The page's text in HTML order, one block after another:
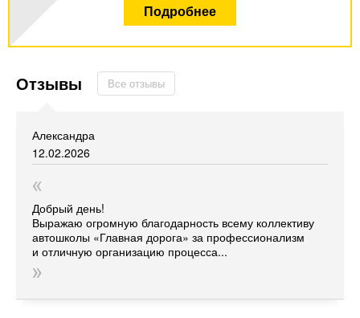
Подробнее
Отзывы Все отзывы
Александра
12.02.2026
Добрый день!
Выражаю огромную благодарность всему коллективу
автошколы «Главная дорога» за профессионализм
и отличную организацию процесса...